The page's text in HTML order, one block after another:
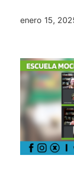
enero 15,